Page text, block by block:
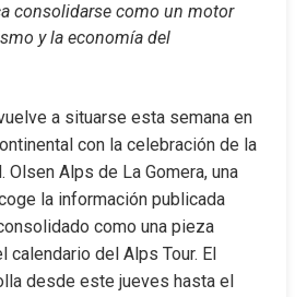
consolidarse como un motor
y la economía del
a situarse esta semana en
con la celebración de la
Alps de La Gomera, una
la información publicada
como una pieza
calendario del Alps Tour. El
desde este jueves hasta el